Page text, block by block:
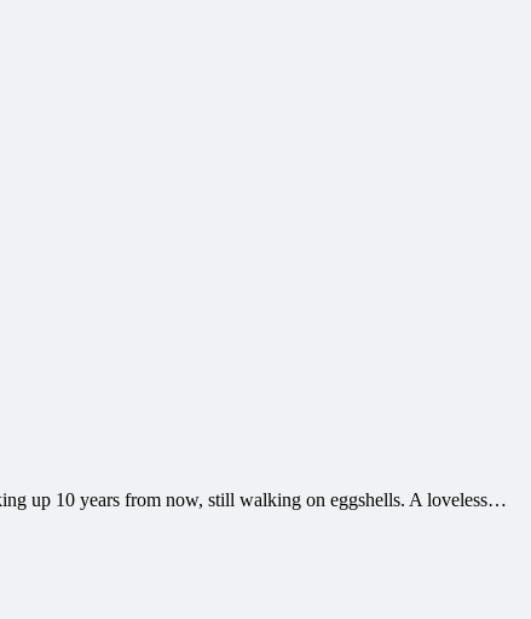
up 10 years from now, still walking on eggshells. A loveless…